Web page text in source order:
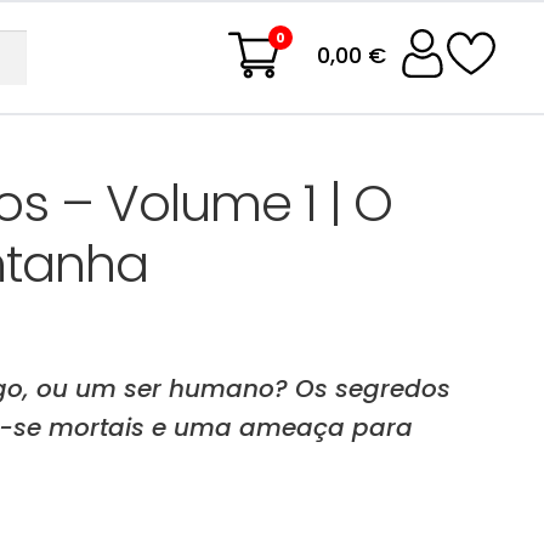
0
0,00 €
– Volume 1 | O
ou um ser humano? Os segredos
mortais e uma ameaça para